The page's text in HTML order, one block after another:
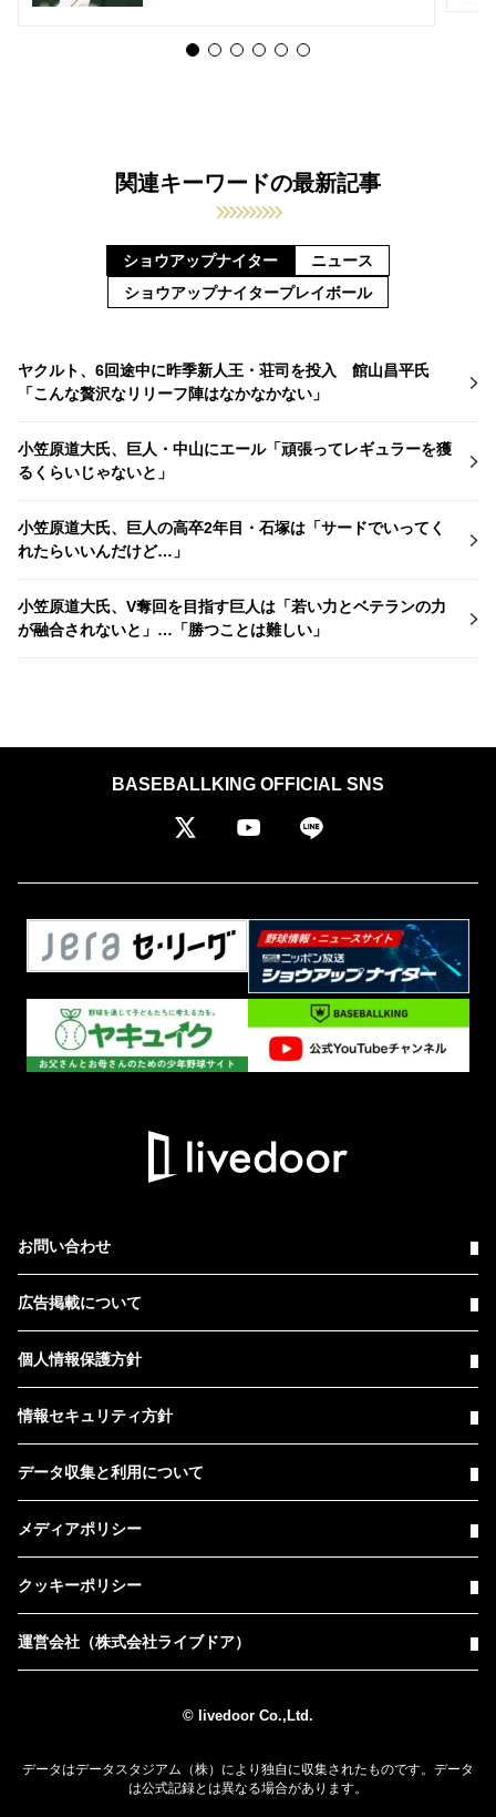
関連キーワードの最新記事
ショウアップナイター
ニュース
ショウアップナイタープレイボール
ヤクルト、6回途中に昨季新人王・荘司を投入 館山昌平氏
「こんな贅沢なリリーフ陣はなかなかない」
小笠原道大氏、巨人・中山にエール「頑張ってレギュラーを獲
るくらいじゃないと」
小笠原道大氏、巨人の高卒2年目・石塚は「サードでいってく
れたらいいんだけど…」
小笠原道大氏、V奪回を目指す巨人は「若い力とベテランの力
が融合されないと」…「勝つことは難しい」
BASEBALLKING OFFICIAL SNS
お問い合わせ
広告掲載について
個人情報保護方針
情報セキュリティ方針
データ収集と利用について
メディアポリシー
クッキーポリシー
運営会社（株式会社ライブドア）
© livedoor Co.,Ltd.
データはデータスタジアム（株）により独自に収集されたものです。データ
は公式記録とは異なる場合があります。